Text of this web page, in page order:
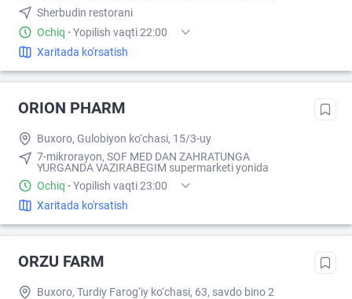
Sherbudin restorani
Ochiq · Yopilish vaqti 22:00
Xaritada ko'rsatish
ORION PHARM
Buxoro, Gulobiyon ko‘chasi, 15/3-uy
7-mikrorayon, SOF MED DAN ZAHRATUNGA
YURGANDA VAZIRABEGIM supermarketi yonida
Ochiq · Yopilish vaqti 23:00
Xaritada ko'rsatish
ORZU FARM
Buxoro, Turdiy Farog‘iy ko‘chasi, 63, savdo bino 2